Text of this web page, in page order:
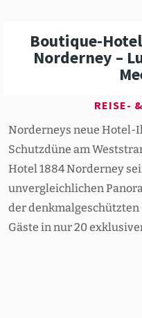
Boutique-
Norderney –
REISE-
Norderneys neue Hotel-
Schutzdüne am
Hotel 1884 Norderney
unvergleichlichen
der
Gäste in nur 20